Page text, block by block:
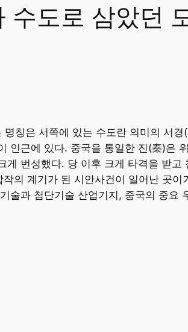
수도로 삼았던
칭은 서쪽에 있는 수도란 의미의 서경
인근에 있다. 중국을 통일한 진(秦)은
게 번성했다. 당 이후 크게 타격을 받고
의 계기가 된 시안사건이 일어난 곳이
술과 첨단기술 산업기지, 중국의 중요